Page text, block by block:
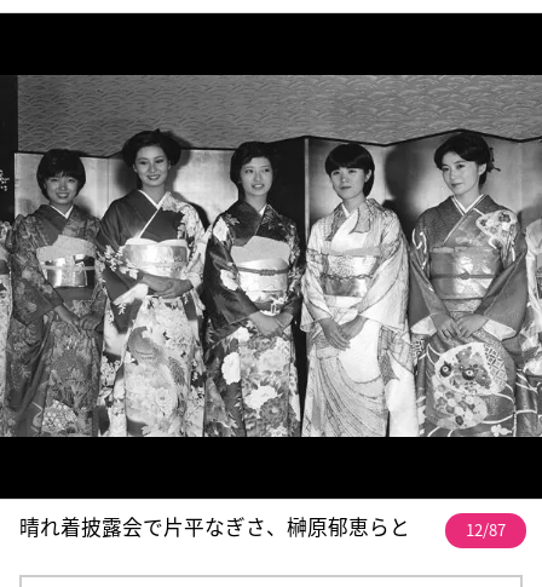
晴れ着披露会で片平なぎさ、榊原郁恵らと 12/87